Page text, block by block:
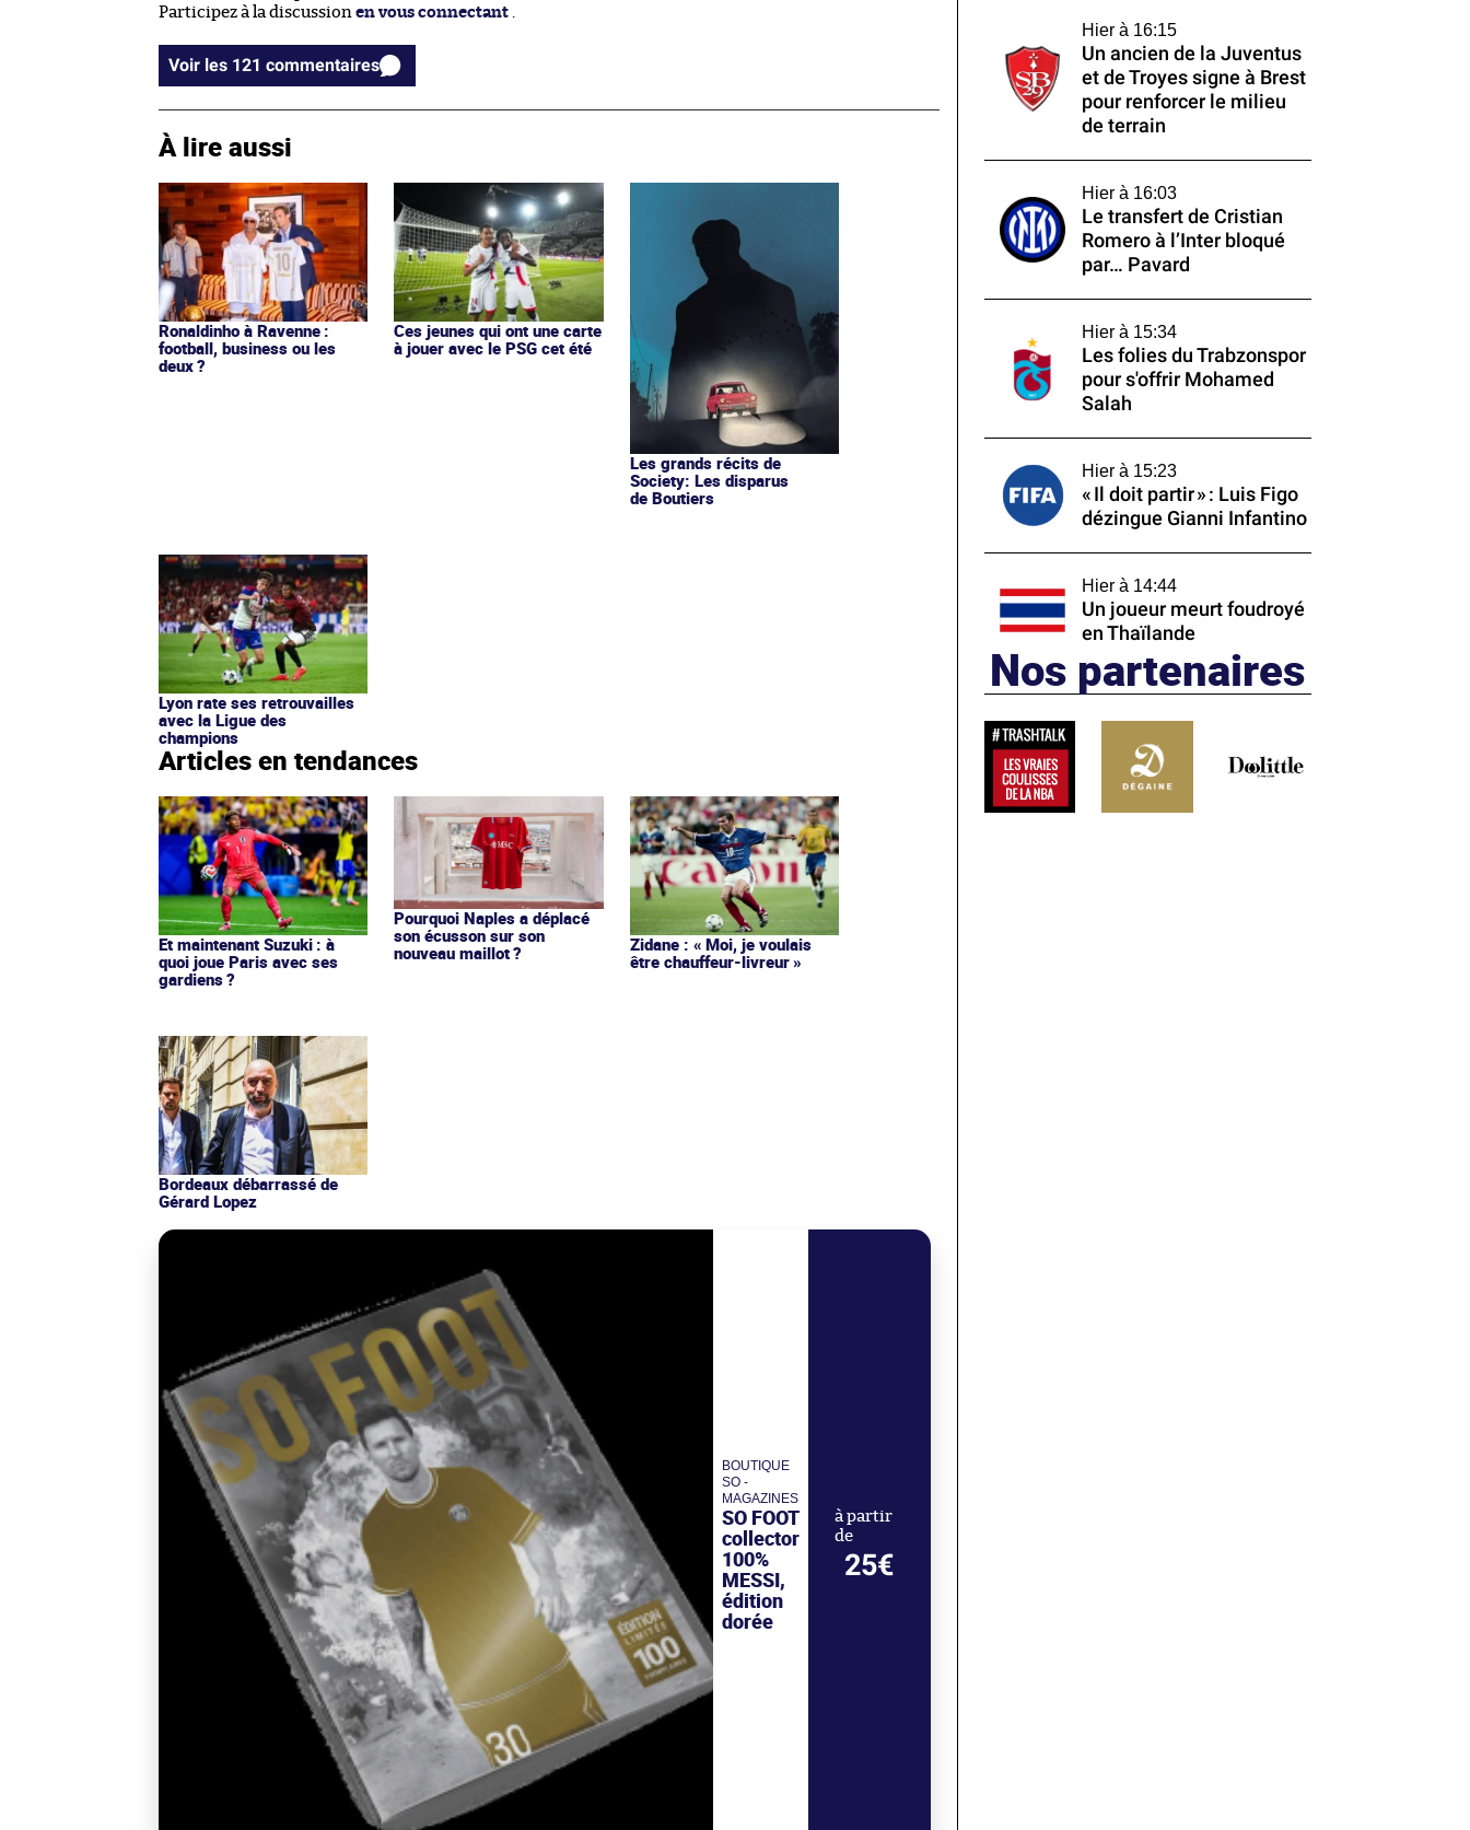
Participez à la discussion en vous connectant
Voir les 121 commentaires
À lire aussi
Ronaldinho à Ravenne :
football, business ou les
deux ?
Ces jeunes qui ont une carte
à jouer avec le PSG cet été
Les grands récits de
Society: Les disparus
de Boutiers
Lyon rate ses retrouvailles
avec la Ligue des
champions
Articles en tendances
Et maintenant Suzuki : à
quoi joue Paris avec ses
gardiens ?
Pourquoi Naples a déplacé
son écusson sur son
nouveau maillot ?
Zidane : « Moi, je voulais
être chauffeur-livreur »
Bordeaux débarrassé de
Gérard Lopez
BOUTIQUE
SO -
MAGAZINES
SO FOOT
collector
100%
MESSI,
édition
dorée
à partir
de
25€
Hier à 16:15
Un ancien de la Juventus
et de Troyes signe à Brest
pour renforcer le milieu
de terrain
Hier à 16:03
Le transfert de Cristian
Romero à l’Inter bloqué
par… Pavard
Hier à 15:34
Les folies du Trabzonspor
pour s'offrir Mohamed
Salah
Hier à 15:23
« Il doit partir » : Luis Figo
dézingue Gianni Infantino
Hier à 14:44
Un joueur meurt foudroyé
en Thaïlande
Nos partenaires